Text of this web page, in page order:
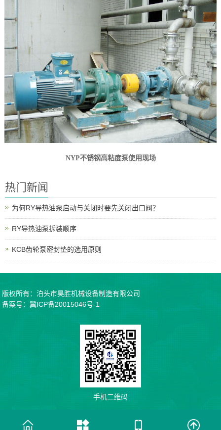
NYP不锈钢高粘度泵使用现场
热门新闻
为何RY导热油泵启动与关闭时要先关闭出口阀？
RY导热油泵拆装顺序
KCB齿轮泵密封垫的选用原则
版权所有：泊头市昊胜机械设备制造有限公司
备案号：冀ICP备20015046号-1
手机二维码